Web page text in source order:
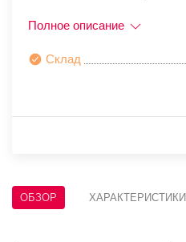
Полное описание
Склад
ОБЗОР ХАРАКТЕРИСТИКИ